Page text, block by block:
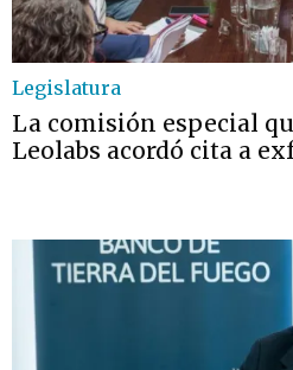
Legislatura
La comisión especial
Leolabs acordó cita a